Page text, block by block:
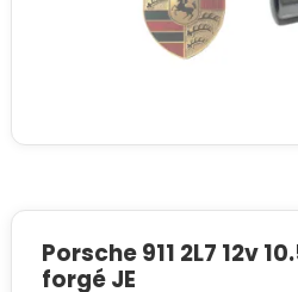
Porsche 911 2L7 12v
forgé JE